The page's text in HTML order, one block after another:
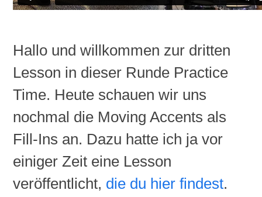
Hallo und willkommen zur dritten
Lesson in dieser Runde Practice
Time. Heute schauen wir uns
nochmal die Moving Accents als
Fill-Ins an. Dazu hatte ich ja vor
einiger Zeit eine Lesson
veröffentlicht, die du hier findest.